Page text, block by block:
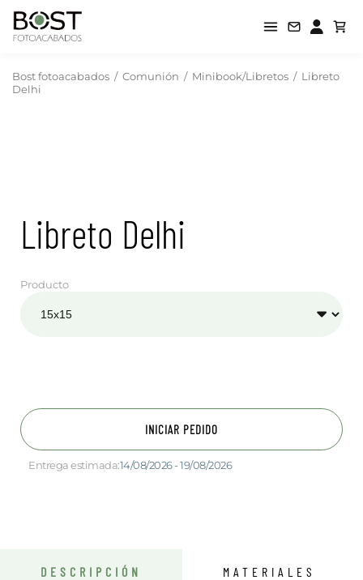
Bost fotoacabados / Comunión / Minibook/Libretos / Libreto
Delhi
Libreto Delhi
Producto
INICIAR PEDIDO
Entrega estimada:14/08/2026 - 19/08/2026
DESCRIPCIÓN MATERIALES